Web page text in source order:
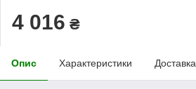
4 016 ₴
Опис Характеристики Доставка